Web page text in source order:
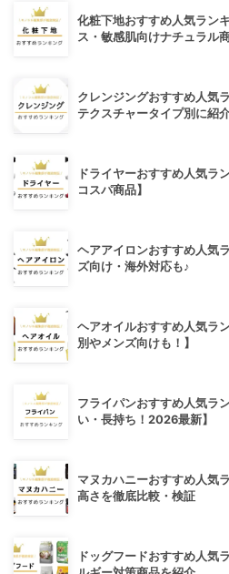
化粧下地おすすめ人気ラン
ス・敏感肌向けナチュラル
クレンジングおすすめ人気
テクスチャータイプ別に紹介
ドライヤーおすすめ人気ラ
コスパ商品】
ヘアアイロンおすすめ人気
ズ向け・海外対応も♪
ヘアオイルおすすめ人気ラ
別やメンズ向けも！】
フライパンおすすめ人気ラ
い・長持ち！2026最新】
マヌカハニーおすすめ人気
高さを徹底比較・検証
ドッグフードおすすめ人気